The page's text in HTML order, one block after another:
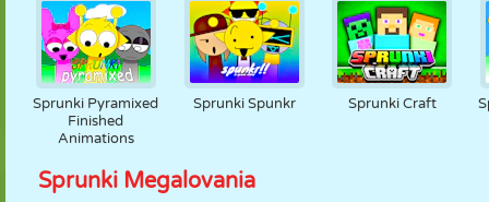
Sprunki Pyramixed
Finished
Animations
Sprunki Spunkr Sprunki Craft
Sprunki Megalovania